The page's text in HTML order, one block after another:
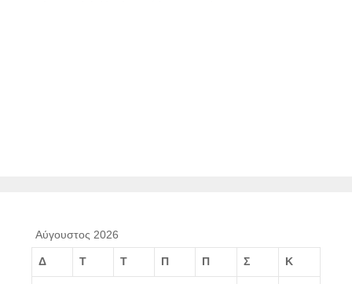
Αύγουστος 2026
Δ Τ Τ Π Π Σ Κ